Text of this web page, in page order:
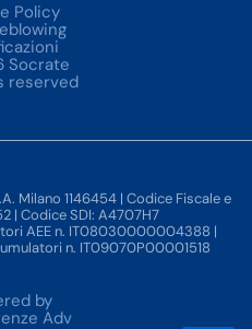
Policy
Socrate
reserved
Milano 1146454 | Codice Fiscale e
| Codice SDI: A4707H7
AEE n. IT08030000004388 |
n. IT09070P00001518
by
Adv